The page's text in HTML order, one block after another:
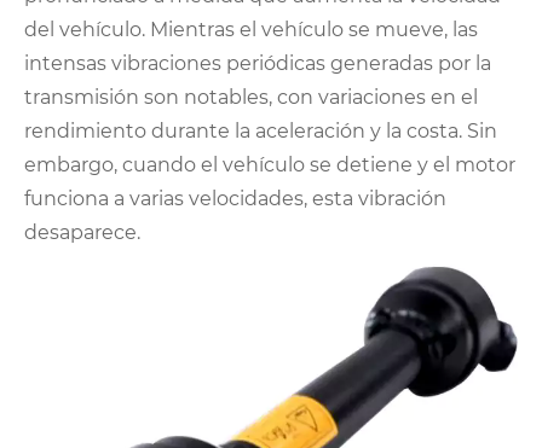
del vehículo. Mientras el vehículo se mueve, las
intensas vibraciones periódicas generadas por la
transmisión son notables, con variaciones en el
rendimiento durante la aceleración y la costa. Sin
embargo, cuando el vehículo se detiene y el motor
funciona a varias velocidades, esta vibración
desaparece.